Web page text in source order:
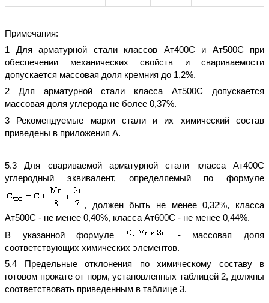
Примечания:
1 Для арматурной стали классов Ат400С и Ат500С при
обеспечении механических свойств и свариваемости
допускается массовая доля кремния до 1,2%.
2 Для арматурной стали класса Ат500С допускается
массовая доля углерода не более 0,37%.
3 Рекомендуемые марки стали и их химический состав
приведены в приложения А.
5.3 Для свариваемой арматурной стали класса Ат400С
углеродный эквивалент, определяемый по формуле
, должен быть не менее 0,32%, класса
Ат500С - не менее 0,40%, класса Ат600С - не менее 0,44%.
В указанной формуле
- массовая доля
соответствующих химических элементов.
5.4 Предельные отклонения по химическому составу в
готовом прокате от норм, установленных таблицей 2, должны
соответствовать приведенным в таблице 3.